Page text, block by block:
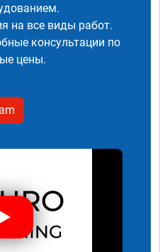
на все виды работ.
консультации по
цены.